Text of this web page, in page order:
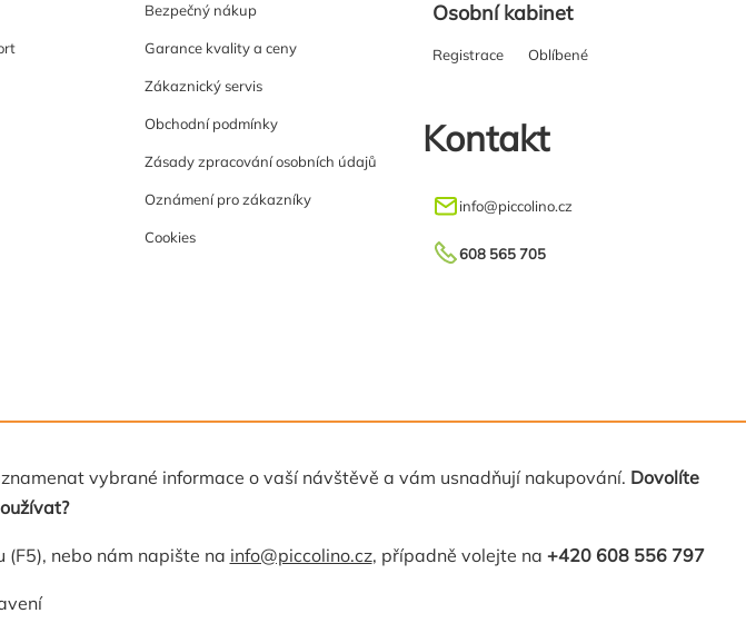
vybrané informace o vaší návštěvě a vám usnadňují nakupování. Dovolíte
nebo nám napište na info@piccolino.cz, případně volejte na +420 608 556 797
Bezpečný nákup
Garance kvality a ceny
Zákaznický servis
Obchodní podmínky
Zásady zpracování osobních údajů
Oznámení pro zákazníky
Cookies
Osobní kabinet
Registrace Oblíbené
Kontakt
info@piccolino.cz
608 565 705